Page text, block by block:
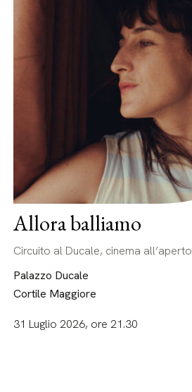
Allora balliamo
Circuito al Ducale, cinema all’aperto
Palazzo Ducale
Cortile Maggiore
31 Luglio 2026, ore 21.30